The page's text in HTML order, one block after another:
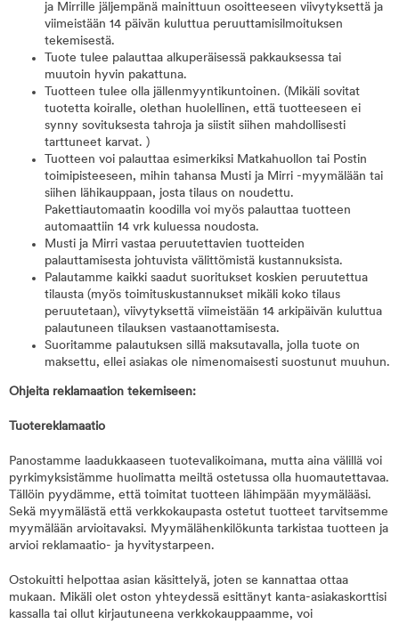
ja Mirrille jäljempänä mainittuun osoitteeseen viivytyksettä ja
viimeistään 14 päivän kuluttua peruuttamisilmoituksen
tekemisestä.
Tuote tulee palauttaa alkuperäisessä pakkauksessa tai
muutoin hyvin pakattuna.
Tuotteen tulee olla jällenmyyntikuntoinen. (Mikäli sovitat
tuotetta koiralle, olethan huolellinen, että tuotteeseen ei
synny sovituksesta tahroja ja siistit siihen mahdollisesti
tarttuneet karvat. )
Tuotteen voi palauttaa esimerkiksi Matkahuollon tai Postin
toimipisteeseen, mihin tahansa Musti ja Mirri -myymälään tai
siihen lähikauppaan, josta tilaus on noudettu.
Pakettiautomaatin koodilla voi myös palauttaa tuotteen
automaattiin 14 vrk kuluessa noudosta.
Musti ja Mirri vastaa peruutettavien tuotteiden
palauttamisesta johtuvista välittömistä kustannuksista.
Palautamme kaikki saadut suoritukset koskien peruutettua
tilausta (myös toimituskustannukset mikäli koko tilaus
peruutetaan), viivytyksettä viimeistään 14 arkipäivän kuluttua
palautuneen tilauksen vastaanottamisesta.
Suoritamme palautuksen sillä maksutavalla, jolla tuote on
maksettu, ellei asiakas ole nimenomaisesti suostunut muuhun.
Ohjeita reklamaation tekemiseen:
Tuotereklamaatio
Panostamme laadukkaaseen tuotevalikoimana, mutta aina välillä voi
pyrkimyksistämme huolimatta meiltä ostetussa olla huomautettavaa.
Tällöin pyydämme, että toimitat tuotteen lähimpään myymälääsi.
Sekä myymälästä että verkkokaupasta ostetut tuotteet tarvitsemme
myymälään arvioitavaksi. Myymälähenkilökunta tarkistaa tuotteen ja
arvioi reklamaatio- ja hyvitystarpeen.
Ostokuitti helpottaa asian käsittelyä, joten se kannattaa ottaa
mukaan. Mikäli olet oston yhteydessä esittänyt kanta-asiakaskorttisi
kassalla tai ollut kirjautuneena verkkokauppaamme, voi